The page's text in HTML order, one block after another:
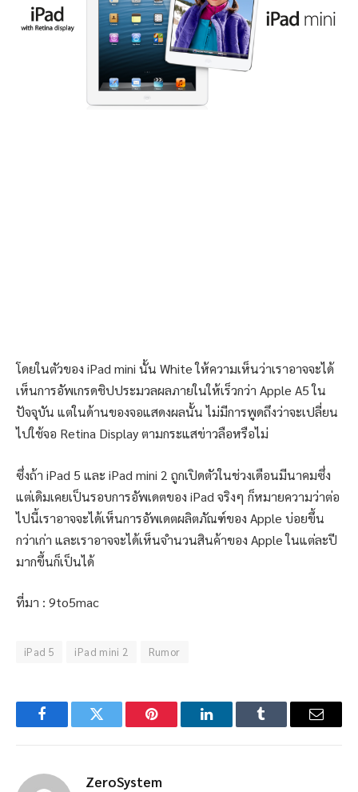
โดยในตัวของ iPad mini นั้น White ให้ความเห็นว่าเราอาจจะได้
เห็นการอัพเกรดชิปประมวลผลภายในให้เร็วกว่า Apple A5 ใน
ปัจจุบัน แต่ในด้านของจอแสดงผลนั้น ไม่มีการพูดถึงว่าจะเปลี่ยน
ไปใช้จอ Retina Display ตามกระแสข่าวลือหรือไม่
ซึ่งถ้า iPad 5 และ iPad mini 2 ถูกเปิดตัวในช่วงเดือนมีนาคมซึ่ง
แต่เดิมเคยเป็นรอบการอัพเดตของ iPad จริงๆ ก็หมายความว่าต่อ
ไปนี้เราอาจจะได้เห็นการอัพเดตผลิตภัณฑ์ของ Apple บ่อยขึ้น
กว่าเก่า และเราอาจจะได้เห็นจำนวนสินค้าของ Apple ในแต่ละปี
มากขึ้นก็เป็นได้
ที่มา : 9to5mac
iPad 5 iPad mini 2 Rumor
FacebookTwitter Pinterest LinkedInTumblr Email
ZeroSystem